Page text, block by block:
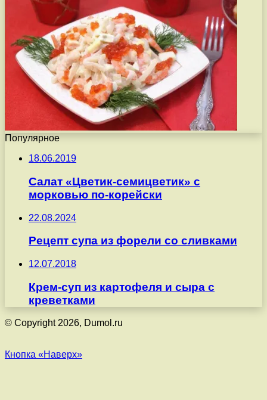
Популярное
18.06.2019
Салат «Цветик-семицветик» с
морковью по-корейски
22.08.2024
Рецепт супа из форели со сливками
12.07.2018
Крем-суп из картофеля и сыра с
креветками
© Copyright 2026, Dumol.ru
Кнопка «Наверх»